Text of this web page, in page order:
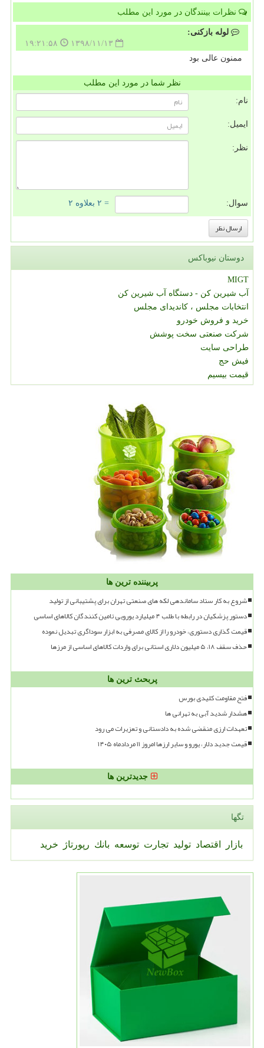
نظرات بینندگان در مورد این مطلب
لوله بازکنی:
ممنون عالی بود
نظر شما در مورد این مطلب
نام:
ایمیل:
نظر:
سوال: = ۲ بعلاوه ۲
دوستان نیوباکس
MIGT
آب شیرین کن - دستگاه آب شیرین کن
انتخابات مجلس ، کاندیدای مجلس
خرید و فروش خودرو
شرکت صنعتی سخت پوشش
طراحی سایت
فیش حج
قیمت بیسیم
پربیننده ترین ها
شروع به کار ستاد ساماندهی لکه های صنعتی تهران برای پشتیبانی از تولید
دستور پزشکیان در رابطه با طلب ۴ میلیارد یورویی تامین کنندگان کالاهای اساسی
قیمت گذاری دستوری، خودرو را از کالای مصرفی به ابزار سوداگری تبدیل نموده
حذف سقف ۱۸، ۵ میلیون دلاری استانی برای واردات کالاهای اساسی از مرزها
پربحث ترین ها
فتح مقاومت کلیدی بورس
هشدار شدید آبی به تهرانی ها
تعهدات ارزی منقضی شده به دادستانی و تعزیرات می رود
قیمت جدید دلار، یورو و سایر ارزها امروز ۱۱ مردادماه ۱۴۰۵
جدیدترین ها
تگها
بازار اقتصاد تولید تجارت توسعه بانك رپورتاژ خرید